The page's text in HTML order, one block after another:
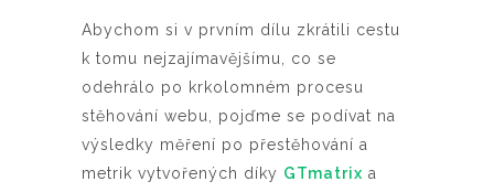
Abychom si v prvním dílu zkrátili cestu
k tomu nejzajímavějšímu, co se
odehrálo po krkolomném procesu
stěhování webu, pojďme se podívat na
výsledky měření po přestěhování a
metrik vytvořených díky GTmatrix a